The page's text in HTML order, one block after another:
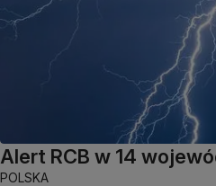
Alert RCB w 14
POLSKA